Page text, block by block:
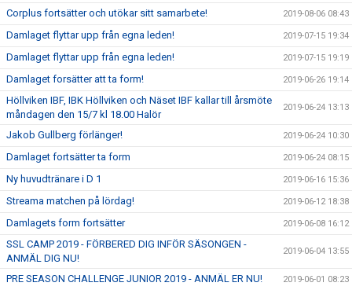
Corplus fortsätter och utökar sitt samarbete! 2019-08-06 08:43
Damlaget flyttar upp från egna leden! 2019-07-15 19:34
Damlaget flyttar upp från egna leden! 2019-07-15 19:19
Damlaget forsätter att ta form! 2019-06-26 19:14
Höllviken IBF, IBK Höllviken och Näset IBF kallar till årsmöte
måndagen den 15/7 kl 18.00 Halör
2019-06-24 13:13
Jakob Gullberg förlänger! 2019-06-24 10:30
Damlaget fortsätter ta form 2019-06-24 08:15
Ny huvudtränare i D 1 2019-06-16 15:36
Streama matchen på lördag! 2019-06-12 18:38
Damlagets form fortsätter 2019-06-08 16:12
SSL CAMP 2019 - FÖRBERED DIG INFÖR SÄSONGEN -
ANMÄL DIG NU!
2019-06-04 13:55
PRE SEASON CHALLENGE JUNIOR 2019 - ANMÄL ER NU! 2019-06-01 08:23